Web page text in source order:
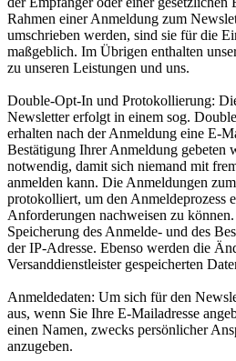
Rahmen einer Anmeldung zum
umschrieben werden, sind sie für die
maßgeblich. Im Übrigen enthalten
zu unseren Leistungen und uns.
Double-Opt-In und Protokollierung:
Newsletter erfolgt in einem sog.
erhalten nach der Anmeldung eine E-
Bestätigung Ihrer Anmeldung gebeten
notwendig, damit sich niemand mit
anmelden kann. Die Anmeldungen
protokolliert, um den Anmeldeprozess
Anforderungen nachweisen zu
Speicherung des Anmelde- und des
der IP-Adresse. Ebenso werden die
Versanddienstleister gespeicherten
Anmeldedaten: Um sich für den
aus, wenn Sie Ihre E-Mailadresse
einen Namen, zwecks persönlicher
anzugeben.